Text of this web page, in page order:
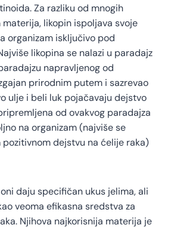
Za razliku od mnogih
likopin ispoljava svoje
organizam isključivo pod
likopina se nalazi u paradajz
napravljenog od
prirodnim putem i sazrevao
ulje i beli luk pojačavaju dejstvo
od ovakvog paradajza
na organizam (najviše se
pozitivnom dejstvu na ćelije raka)
daju specifičan ukus jelima, ali
veoma efikasna sredstva za
Njihova najkorisnija materija je